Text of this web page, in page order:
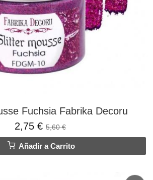
Fuchsia Fabrika Decoru
2,75 € 5,60 €
Añadir a Carrito